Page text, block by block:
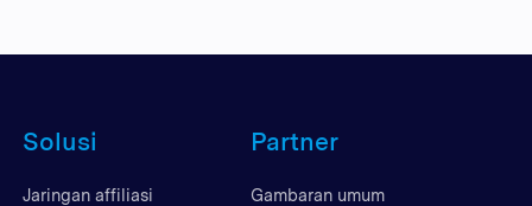
Solusi
Jaringan affiliasi
Partner
Gambaran umum